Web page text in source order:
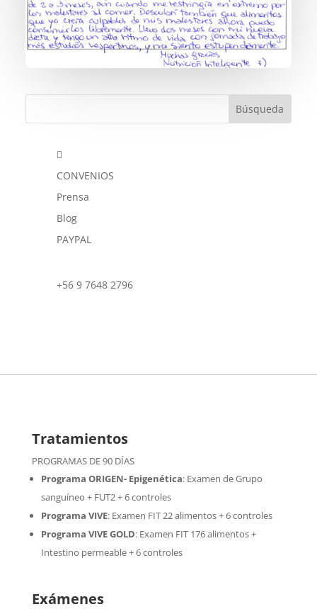

CONVENIOS
Prensa
Blog
PAYPAL
+56 9 7648 2796
Tratamientos
PROGRAMAS DE 90 DÍAS
Programa ORIGEN- Epigenética:Examen de Grupo
sanguíneo + FUT2 + 6 controles
Programa VIVE: Examen FIT 22 alimentos + 6 controles
Programa VIVE GOLD: Examen FIT 176 alimentos +
Intestino permeable + 6 controles
Exámenes